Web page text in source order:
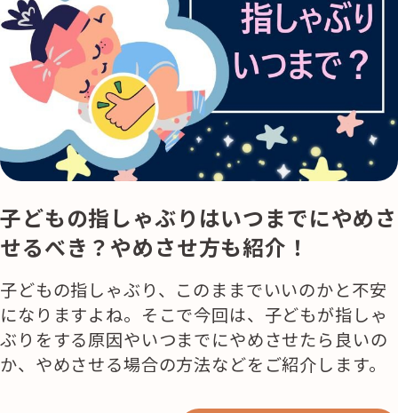
子どもの指しゃぶりはいつまでにやめさ
せるべき？やめさせ方も紹介！
子どもの指しゃぶり、このままでいいのかと不安
になりますよね。そこで今回は、子どもが指しゃ
ぶりをする原因やいつまでにやめさせたら良いの
か、やめさせる場合の方法などをご紹介します。